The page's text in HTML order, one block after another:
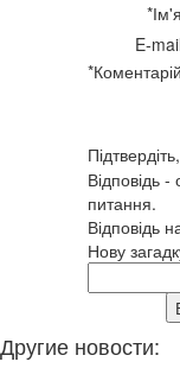
*
E-
*
Відповідь
питання.
Відповідь
Нову
Другие новости: